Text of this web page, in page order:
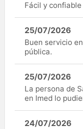
Fácil y confiable
25/07/2026
Buen servicio
pública.
25/07/2026
La persona de
en Imed lo
24/07/2026